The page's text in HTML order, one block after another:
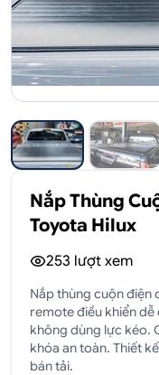
Nắp Thùng
Toyota Hilux
253 lượt xem
Nắp thùng cuộn điện
remote điều khiển dễ
không dùng lực kéo.
khóa an toàn. Thiết
bán tải.